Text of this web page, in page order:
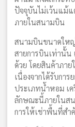
ปัจจุบันไม่เว้นแม้
ภายในสนามบิน
สนามบินขนาดใหญ่
สายการบินเท่านั้
ด้วย โดยสินค้าภาย
เนื่องจากได้รับกา
ประเภทน้ำหอม เค
ลักษณะนี้ภายในสน
การให้เช่าพื้นที่ส